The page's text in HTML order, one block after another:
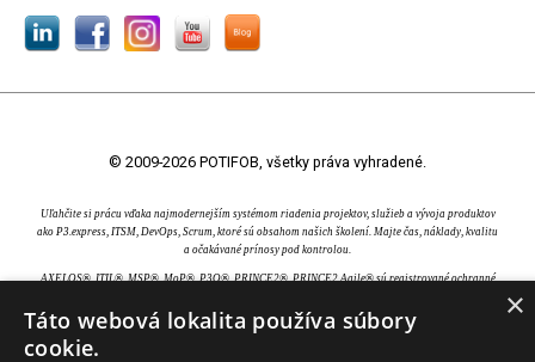
© 2009-2026 POTIFOB, všetky práva vyhradené.
Uľahčite si prácu vďaka najmodernejším systémom riadenia projektov, služieb a vývoja produktov
ako P3.express, ITSM, DevOps, Scrum, ktoré sú obsahom našich školení. Majte čas, náklady, kvalitu
a očakávané prínosy pod kontrolou.
AXELOS®, ITIL®, MSP®, MoP®, P3O®, PRINCE2®, PRINCE2 Agile® sú registrované ochranné
PMBOK®, PMI®, PMI-ACP® a PMP® sú registrované ochranné známky Project Management
Institute, Inc. EXIN® je registrovaná ochranná známka EXIN Holding B.V.. IPMA® je registrovaná
ochranná známka International Project Management Association. TOGAF® je registrovaná
×
Táto webová lokalita používa súbory
cookie.